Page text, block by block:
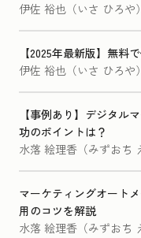
伊佐 裕也（いさ ひろや）
【2025年最新版】無料
伊佐 裕也（いさ ひろや）
【事例あり】デジタル
功のポイントは？
水落 絵理香（みずおち
マーケティングオート
用のコツを解説
水落 絵理香（みずおち